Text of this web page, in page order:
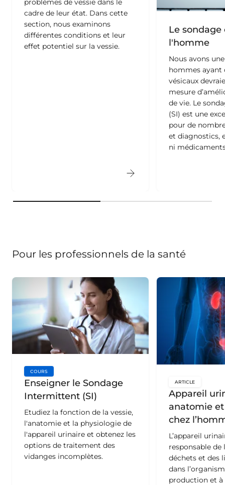
La vessie et son rôle
Le sondage
l'homme
Nous avons
hommes ayant
vésicaux
mesure
de vie. Le
(SI) est une
pour de
et diagnostics,
ni
Pour les professionnels de la santé
Enseigner le Sondage
Intermittent (SI)
key:global.content-type:
COURS
Etudiez la fonction de la vessie,
l'anatomie et la physiologie de
l'appareil urinaire et obtenez les
options de traitement des
vidanges incomplètes.
Appareil
anatomie
chez
ARTICLE
L’appareil
responsable de
déchets et des
dans
production et à